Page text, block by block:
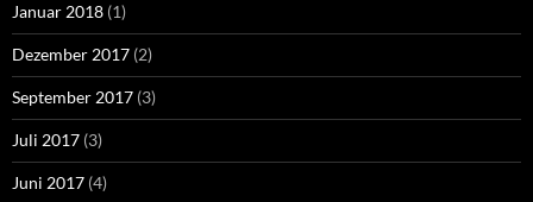
Januar 2018 (1)
Dezember 2017 (2)
September 2017 (3)
Juli 2017 (3)
Juni 2017 (4)